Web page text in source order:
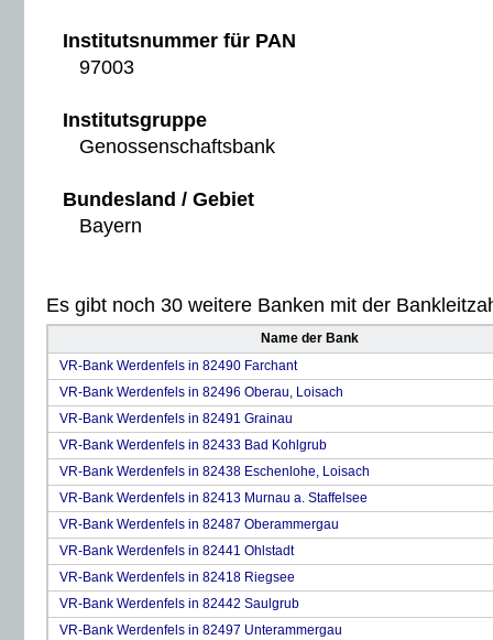
Institutsnummer für PAN
97003
Institutsgruppe
Genossenschaftsbank
Bundesland / Gebiet
Bayern
Es gibt noch 30 weitere Banken mit der
Name der Bank
VR-Bank Werdenfels in 82490 Farchant
VR-Bank Werdenfels in 82496 Oberau, Loisach
VR-Bank Werdenfels in 82491 Grainau
VR-Bank Werdenfels in 82433 Bad Kohlgrub
VR-Bank Werdenfels in 82438 Eschenlohe, Loisach
VR-Bank Werdenfels in 82413 Murnau a. Staffelsee
VR-Bank Werdenfels in 82487 Oberammergau
VR-Bank Werdenfels in 82441 Ohlstadt
VR-Bank Werdenfels in 82418 Riegsee
VR-Bank Werdenfels in 82442 Saulgrub
VR-Bank Werdenfels in 82497 Unterammergau